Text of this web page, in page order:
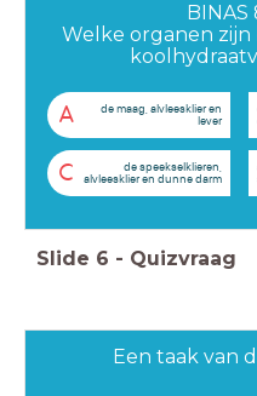
BINAS
Welke organen
A
de maag, alvleesklier en
lever
C
de speekselklieren,
alvleesklier en dunne darm
Slide 6 - Quizvraag
Een taak van